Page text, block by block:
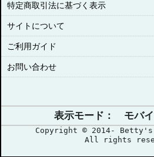
特定商取引法に基づく表示
サイトについて
ご利用ガイド
お問い合わせ
表示モード： モ
Copyright © 2014-
All rights